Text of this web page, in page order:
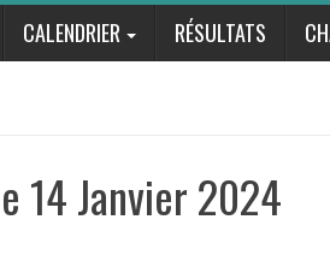
CALENDRIER RÉSULTATS
14 Janvier 2024